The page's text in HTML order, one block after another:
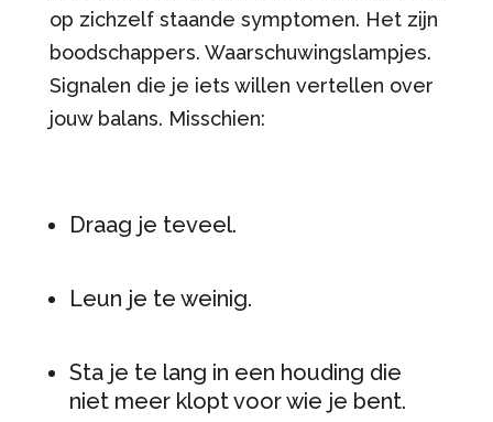
op zichzelf staande symptomen. Het zijn
boodschappers. Waarschuwingslampjes.
Signalen die je iets willen vertellen over
jouw balans. Misschien:
Draag je teveel.
Leun je te weinig.
Sta je te lang in een houding die
niet meer klopt voor wie je bent.